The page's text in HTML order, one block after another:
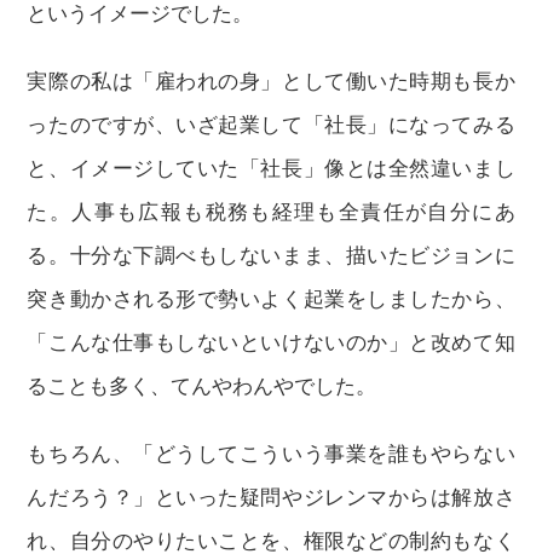
というイメージでした。
実際の私は「雇われの身」として働いた時期も長か
ったのですが、いざ起業して「社長」になってみる
と、イメージしていた「社長」像とは全然違いまし
た。人事も広報も税務も経理も全責任が自分にあ
る。十分な下調べもしないまま、描いたビジョンに
突き動かされる形で勢いよく起業をしましたから、
「こんな仕事もしないといけないのか」と改めて知
ることも多く、てんやわんやでした。
もちろん、「どうしてこういう事業を誰もやらない
んだろう？」といった疑問やジレンマからは解放さ
れ、自分のやりたいことを、権限などの制約もなく